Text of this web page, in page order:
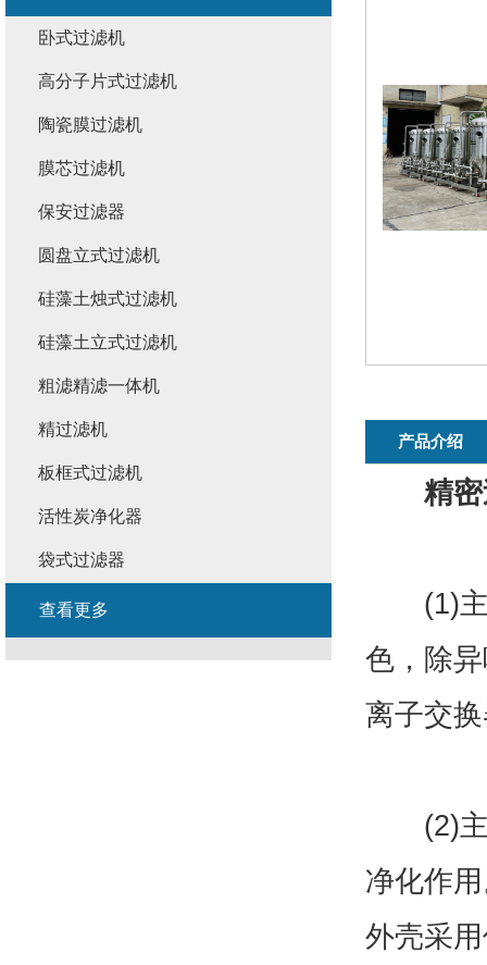
产品介绍
精
(1)主
色，除
离子交
(2)主
净化作
外壳采
卧式过滤机
高分子片式过滤机
陶瓷膜过滤机
膜芯过滤机
保安过滤器
圆盘立式过滤机
硅藻土烛式过滤机
硅藻土立式过滤机
粗滤精滤一体机
精过滤机
板框式过滤机
活性炭净化器
袋式过滤器
查看更多